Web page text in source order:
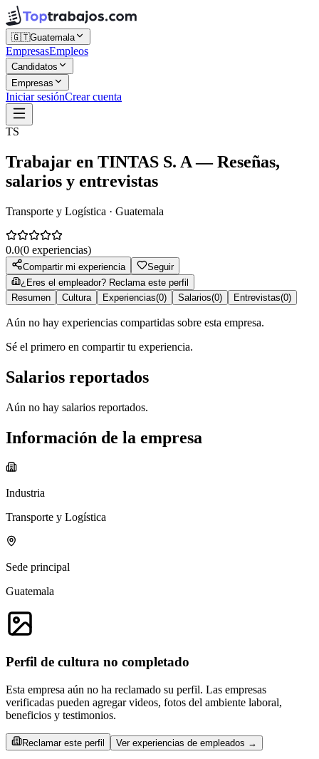
🇬🇹Guatemala
EmpresasEmpleos
Candidatos
Empresas
Iniciar sesiónCrear cuenta
TS
Trabajar en TINTAS S. A— Reseñas,
salarios y entrevistas
Transporte y Logística · Guatemala
0.0(0 experiencias)
Compartir mi experiencia
Seguir
¿Eres el empleador? Reclama este perfil
Resumen
Cultura Experiencias(0) Salarios(0) Entrevistas(0)
Aún no hay experiencias compartidas sobre esta empresa.
Sé el primero en compartir tu experiencia.
Salarios reportados
Aún no hay salarios reportados.
Información de la empresa
Industria
Transporte y Logística
Sede principal
Guatemala
Perfil de cultura no completado
Esta empresa aún no ha reclamado su perfil. Las empresas
verificadas pueden agregar videos, fotos del ambiente laboral,
beneficios y testimonios.
Reclamar este perfil Ver experiencias de empleados →